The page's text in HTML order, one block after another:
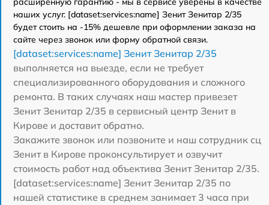
наших услуг. [dataset:services:name] Зенит Зенитар 2/35
будет стоить на -15% дешевле при оформлении заказа на
сайте через звонок или форму обратной связи.
[dataset:services:name] Зенит Зенитар 2/35
выполняется на выезде, если не требует
специализированного оборудования и сложного
ремонта. В таких случаях наш мастер привезет
Зенит Зенитар 2/35 в сервисный центр Зенит в
Кирове и доставит обратно.
Закажите звонок или позвоните и наш сотрудник сц
Зенит в Кирове проконсультирует и озвучит
стоимость работ над объектива Зенит Зенитар 2/35.
[dataset:services:name] Зенит Зенитар 2/35 по
нашей статистике в среднем занимает 3 часа при